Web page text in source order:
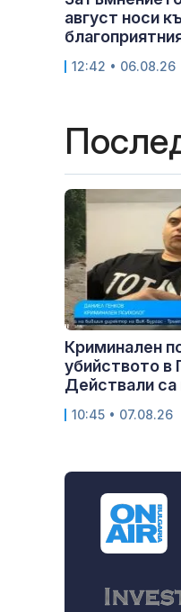
август носи
12:42 • 06.08.26
Криминален
убийството в
Действали са
10:45 • 07.08.26